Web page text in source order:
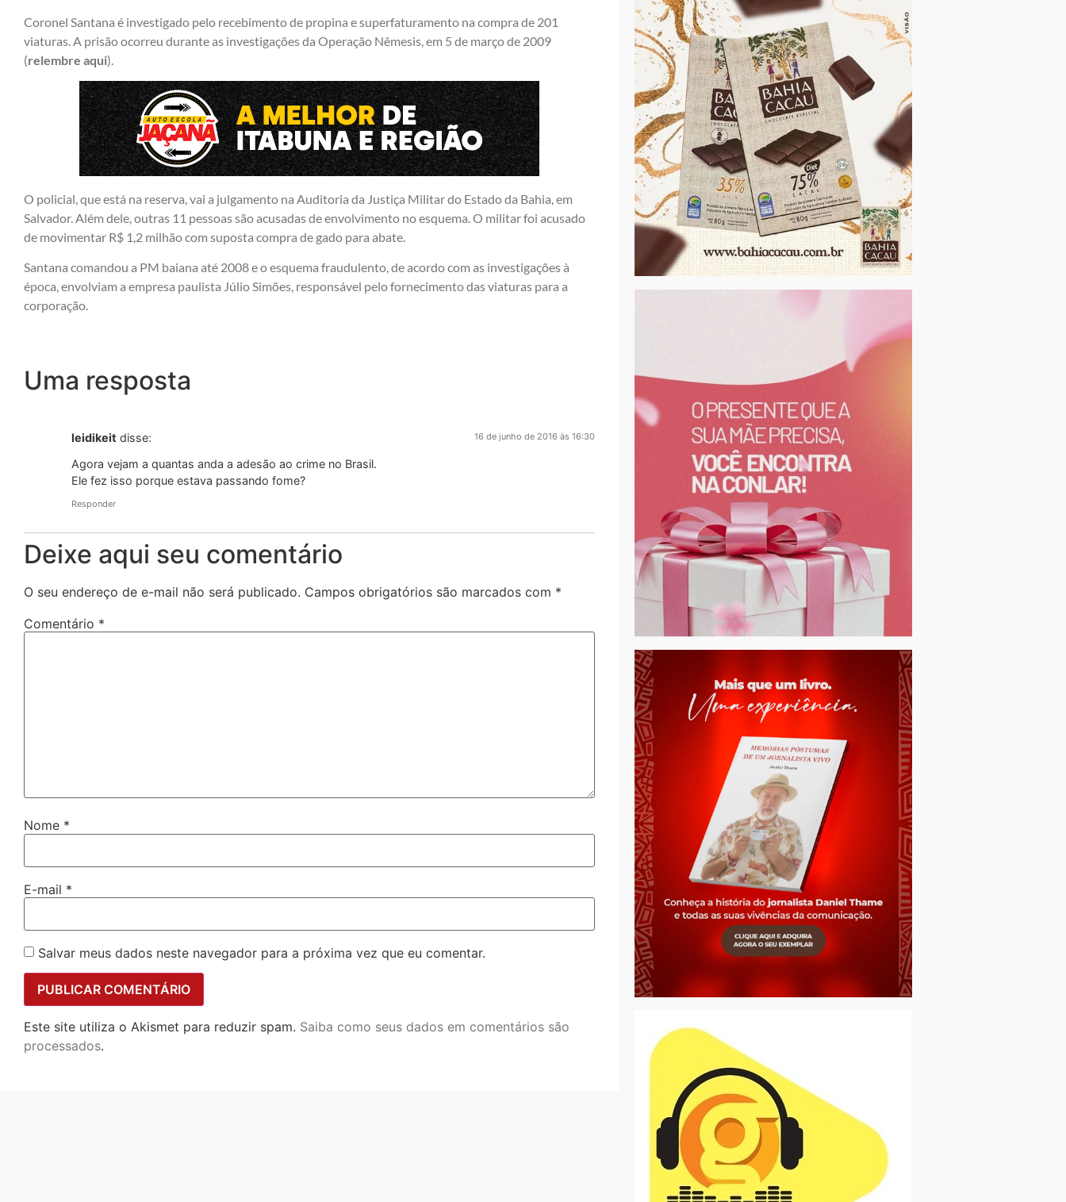
Coronel Santana é investigado pelo recebimento de propina e superfaturamento na compra de 201
viaturas. A prisão ocorreu durante as investigações da Operação Nêmesis, em 5 de março de 2009
(relembre aqui).
O policial, que está na reserva, vai a julgamento na Auditoria da Justiça Militar do Estado da Bahia, em
Salvador. Além dele, outras 11 pessoas são acusadas de envolvimento no esquema. O militar foi acusado
de movimentar R$ 1,2 milhão com suposta compra de gado para abate.
Santana comandou a PM baiana até 2008 e o esquema fraudulento, de acordo com as investigações à
época, envolviam a empresa paulista Júlio Simões, responsável pelo fornecimento das viaturas para a
corporação.
Uma resposta
leidikeit disse: 16 de junho de 2016 às 16:30
Agora vejam a quantas anda a adesão ao crime no Brasil.
Ele fez isso porque estava passando fome?
Responder
Deixe aqui seu comentário
O seu endereço de e-mail não será publicado. Campos obrigatórios são marcados com *
Comentário *
Nome *
E-mail *
Salvar meus dados neste navegador para a próxima vez que eu comentar.
Este site utiliza o Akismet para reduzir spam. Saiba como seus dados em comentários são
processados.